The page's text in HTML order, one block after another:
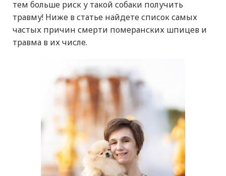
тем больше риск у такой собаки получить
травму! Ниже в статье найдете список самых
частых причин смерти померанских шпицев и
травма в их числе.